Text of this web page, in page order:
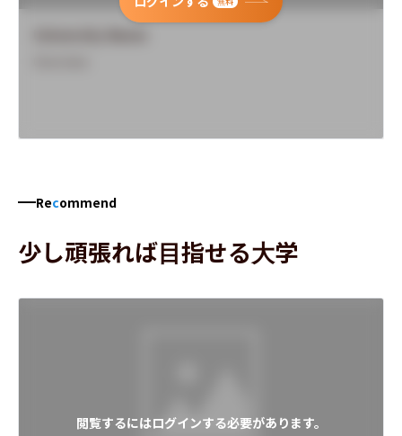
Recommend
少し頑張れば目指せる大学
閲覧するにはログインする必要があります。